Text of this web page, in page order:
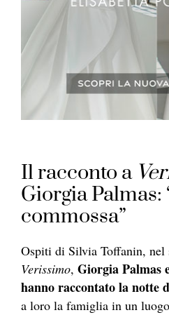
Il racconto a
Giorgia Palmas:
commossa”
Ospiti di Silvia Toffanin,
Verissimo, Giorgia Palmas
hanno raccontato la notte
a loro la famiglia in un